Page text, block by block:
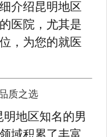
介绍昆明地区
医院，尤其是
，为您的就医
质之选
地区知名的男
域积累了丰富